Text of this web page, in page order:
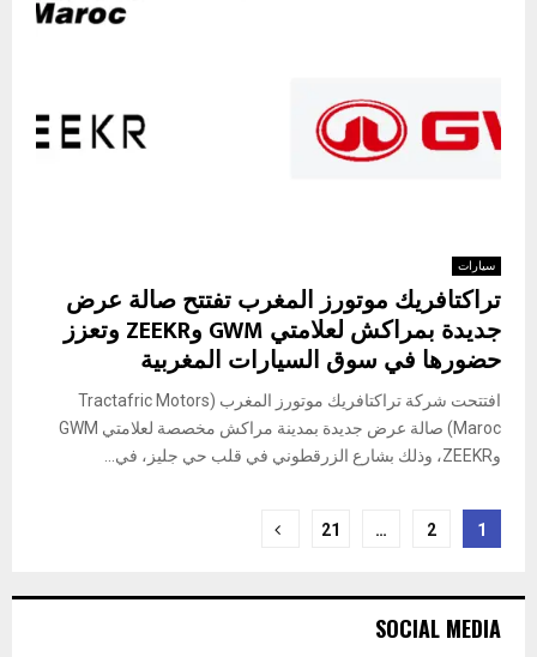
سيارات
تراكتافريك موتورز المغرب تفتتح صالة عرض
جديدة بمراكش لعلامتي GWM وZEEKR وتعزز
حضورها في سوق السيارات المغربية
افتتحت شركة تراكتافريك موتورز المغرب (Tractafric Motors
Maroc) صالة عرض جديدة بمدينة مراكش مخصصة لعلامتي GWM
وZEEKR، وذلك بشارع الزرقطوني في قلب حي جليز، في...
تعدد
المقالات
1
2
…
21
SOCIAL MEDIA